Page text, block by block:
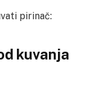
pirinač:
kuvanja